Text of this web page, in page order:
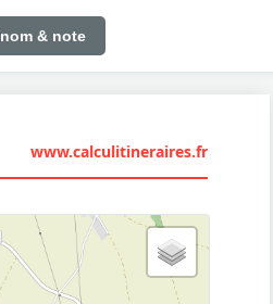
Effacer nom & note
www.calculitineraires.fr